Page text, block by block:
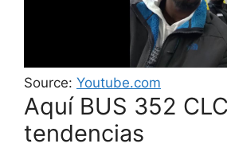
Source: Youtube.com
Aquí BUS 352
tendencias